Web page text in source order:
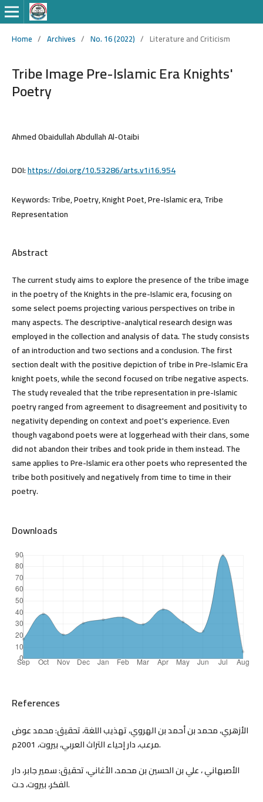
Home / Archives / No. 16 (2022) / Literature and Criticism
Tribe Image Pre-Islamic Era Knights'
Poetry
Ahmed Obaidullah Abdullah Al-Otaibi
DOI:https://doi.org/10.53286/arts.v1i16.954
Keywords:Tribe, Poetry, Knight Poet, Pre-Islamic era, Tribe
Representation
Abstract
The current study aims to explore the presence of the tribe image
in the poetry of the Knights in the pre-Islamic era, focusing on
some select poems projecting various perspectives on tribe in
many aspects. The descriptive-analytical research design was
employed in the collection and analysis of data. The study consists
of an introduction and two sections and a conclusion. The first
section dealt with the positive depiction of tribe in Pre-Islamic Era
knight poets, while the second focused on tribe negative aspects.
The study revealed that the tribe representation in pre-Islamic
poetry ranged from agreement to disagreement and positivity to
negativity depending on context and poet's experience. Even
though vagabond poets were at loggerhead with their clans, some
did not abandon their tribes and took pride in them instead. The
same applies to Pre-Islamic era other poets who represented the
tribe both positively and negatively from time to time in their
poetry.
Downloads
References
الأزهري، محمد بن أحمد بن الهروي، تهذيب اللغة، تحقيق: محمد عوض
مرعب، دار إحياء التراث العربي، بيروت، 2001م.
الأصبهاني ، علي بن الحسين بن محمد، الأغاني، تحقيق: سمير جابر، دار
الفكر، بيروت، د.ت.